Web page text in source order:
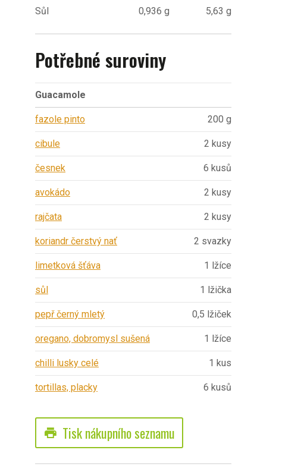
Sůl 0,936 g 5,63 g
Potřebné suroviny
Guacamole
fazole pinto 200 g
cibule 2 kusy
česnek 6 kusů
avokádo 2 kusy
rajčata 2 kusy
koriandr čerstvý nať 2 svazky
limetková šťáva 1 lžíce
sůl 1 lžička
pepř černý mletý 0,5 lžiček
oregano, dobromysl sušená 1 lžíce
chilli lusky celé 1 kus
tortillas, placky 6 kusů
print Tisk nákupního seznamu